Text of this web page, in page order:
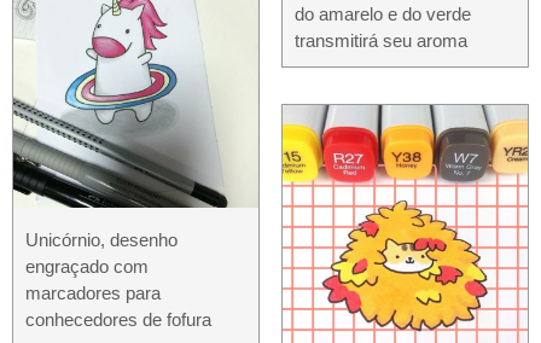
Unicórnio, desenho
engraçado com
marcadores para
conhecedores de fofura
do amarelo e do verde
transmitirá seu aroma